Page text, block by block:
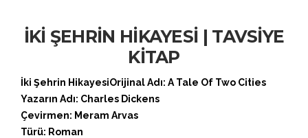
İKİ ŞEHRİN HİKAYESİ | TAVSİYE
KİTAP
İki Şehrin HikayesiOrijinal Adı: A Tale Of Two Cities
Yazarın Adı: Charles Dickens
Çevirmen: Meram Arvas
Türü: Roman